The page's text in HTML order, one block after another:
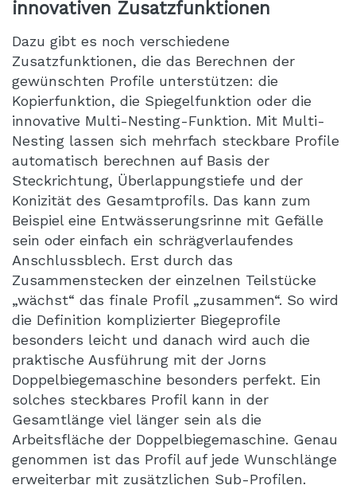
innovativen Zusatzfunktionen
Dazu gibt es noch verschiedene
Zusatzfunktionen, die das Berechnen der
gewünschten Profile unterstützen: die
Kopierfunktion, die Spiegelfunktion oder die
innovative Multi-Nesting-Funktion. Mit Multi-
Nesting lassen sich mehrfach steckbare Profile
automatisch berechnen auf Basis der
Steckrichtung, Überlappungstiefe und der
Konizität des Gesamtprofils. Das kann zum
Beispiel eine Entwässerungsrinne mit Gefälle
sein oder einfach ein schrägverlaufendes
Anschlussblech. Erst durch das
Zusammenstecken der einzelnen Teilstücke
„wächst“ das finale Profil „zusammen“. So wird
die Definition komplizierter Biegeprofile
besonders leicht und danach wird auch die
praktische Ausführung mit der Jorns
Doppelbiegemaschine besonders perfekt. Ein
solches steckbares Profil kann in der
Gesamtlänge viel länger sein als die
Arbeitsfläche der Doppelbiegemaschine. Genau
genommen ist das Profil auf jede Wunschlänge
erweiterbar mit zusätzlichen Sub-Profilen.